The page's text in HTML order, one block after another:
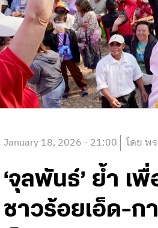
January 18, 2026 - 21:00 โดย พ
‘จุลพันธ์’ ย้ำ เ
ชาวร้อยเอ็ด-ก